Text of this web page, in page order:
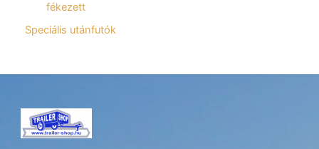
fékezett
Speciális utánfutók